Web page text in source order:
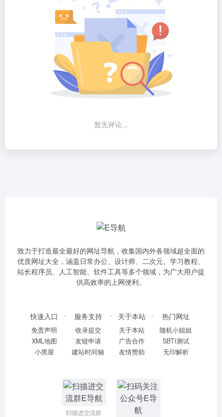
暂无评论...
致力于打造最全最好的网址导航，收集国内外各领域超全面的
优质网址大全，涵盖日常办公、设计师、二次元、学习教程、
站长程序员、人工智能、软件工具等多个领域，为广大用户提
供高效率的上网便利。
快速入口
免责声明
XML地图
小黑屋
服务支持
收录提交
友链申请
建站时间轴
关于本站
关于本站
广告合作
友情赞助
热门网址
随机小姐姐
SBTI测试
无印解析
扫描进交流群